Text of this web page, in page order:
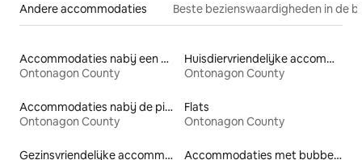
Andere accommodaties Beste bezienswaardigheden in de
Accommodaties nabij een meer
Ontonagon County
Huisdiervriendelijke accommodaties
Ontonagon County
Accommodaties nabij de piste
Ontonagon County
Flats
Ontonagon County
Gezinsvriendelijke accommodaties
Accommodaties met bubbelbad